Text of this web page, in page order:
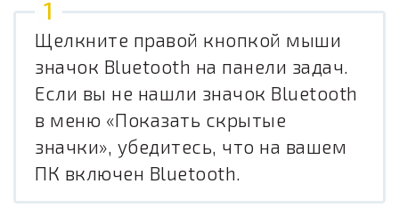
Щелкните правой кнопкой мыши
значок Bluetooth на панели задач.
Если вы не нашли значок Bluetooth
в меню «Показать скрытые
значки», убедитесь, что на вашем
ПК включен Bluetooth.